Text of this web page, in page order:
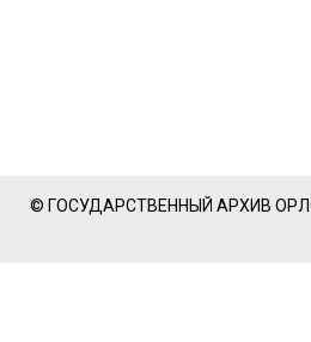
© ГОСУДАРСТВЕННЫЙ АРХИВ